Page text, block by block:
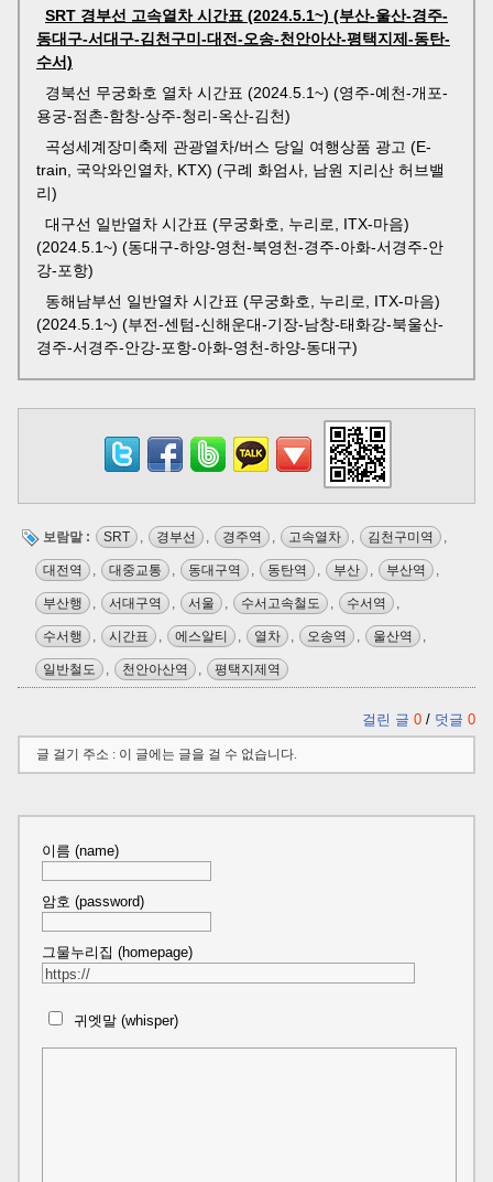
SRT 경부선 고속열차 시간표 (2024.5.1~) (부산-울산-경주-
동대구-서대구-김천구미-대전-오송-천안아산-평택지제-동탄-
수서)
경북선 무궁화호 열차 시간표 (2024.5.1~) (영주-예천-개포-
용궁-점촌-함창-상주-청리-옥산-김천)
곡성세계장미축제 관광열차/버스 당일 여행상품 광고 (E-
train, 국악와인열차, KTX) (구례 화엄사, 남원 지리산 허브밸
리)
대구선 일반열차 시간표 (무궁화호, 누리로, ITX-마음)
(2024.5.1~) (동대구-하양-영천-북영천-경주-아화-서경주-안
강-포항)
동해남부선 일반열차 시간표 (무궁화호, 누리로, ITX-마음)
(2024.5.1~) (부전-센텀-신해운대-기장-남창-태화강-북울산-
경주-서경주-안강-포항-아화-영천-하양-동대구)
보람말 : SRT , 경부선 , 경주역 , 고속열차 , 김천구미역 ,
대전역 , 대중교통 , 동대구역 , 동탄역 , 부산 , 부산역 ,
부산행 , 서대구역 , 서울 , 수서고속철도 , 수서역 ,
수서행 , 시간표 , 에스알티 , 열차 , 오송역 , 울산역 ,
일반철도 , 천안아산역 , 평택지제역
걸린 글 0 / 덧글 0
글 걸기 주소 : 이 글에는 글을 걸 수 없습니다.
이름 (name)
암호 (password)
그물누리집 (homepage)
귀엣말 (whisper)